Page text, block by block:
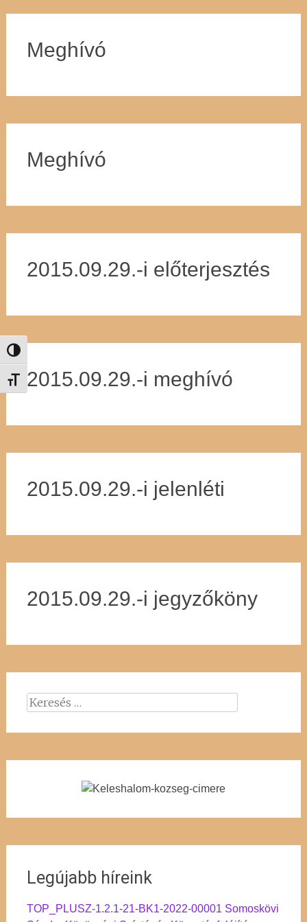
Nagy kontraszt váltása
Betűméret váltása
Meghívó
Meghívó
2015.09.29.-i előterjesztés
2015.09.29.-i meghívó
2015.09.29.-i jelenléti
2015.09.29.-i jegyzőköny
Keresés:
Legújabb híreink
TOP_PLUSZ-1.2.1-21-BK1-2022-00001 Somoskövi